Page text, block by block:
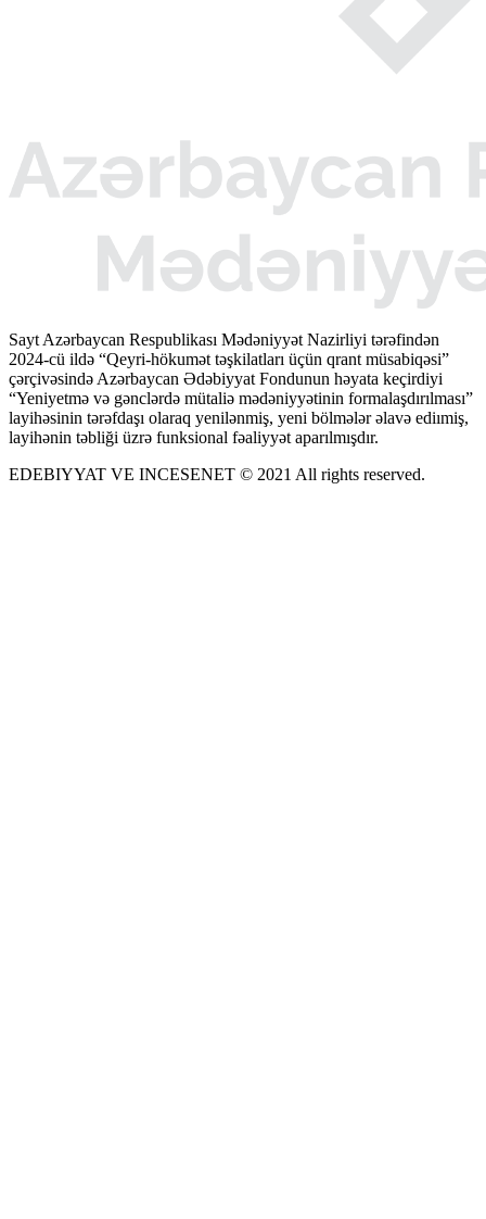
Sayt Azərbaycan Respublikası Mədəniyyət Nazirliyi tərəfindən
2024-cü ildə “Qeyri-hökumət təşkilatları üçün qrant müsabiqəsi”
çərçivəsində Azərbaycan Ədəbiyyat Fondunun həyata keçirdiyi
“Yeniyetmə və gənclərdə mütaliə mədəniyyətinin formalaşdırılması”
layihəsinin tərəfdaşı olaraq yenilənmiş, yeni bölmələr əlavə ediımiş,
layihənin təbliği üzrə funksional fəaliyyət aparılmışdır.
EDEBIYYAT VE INCESENET © 2021 All rights reserved.